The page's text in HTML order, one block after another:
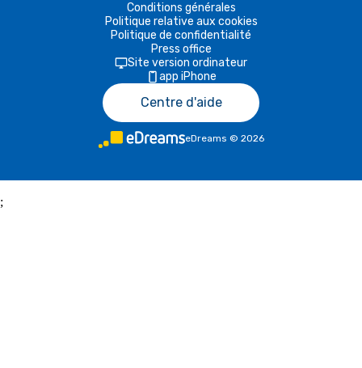
Conditions générales
Politique relative aux cookies
Politique de confidentialité
Press office
Site version ordinateur
app iPhone
Centre d'aide
eDreams © 2026
;